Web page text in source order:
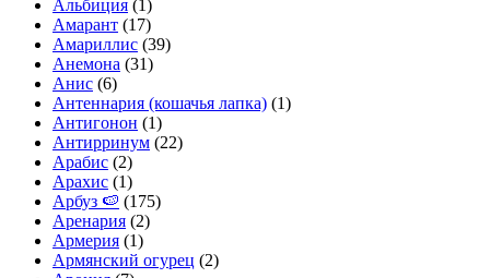
Альбиция (1)
Амарант (17)
Амариллис (39)
Анемона (31)
Анис (6)
Антеннария (кошачья лапка) (1)
Антигонон (1)
Антирринум (22)
Арабис (2)
Арахис (1)
Арбуз 🍉 (175)
Аренария (2)
Армерия (1)
Армянский огурец (2)